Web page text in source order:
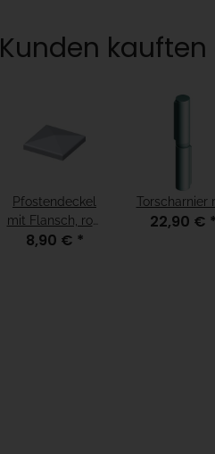
Kunden
Pfostendeckel
mit Flansch, roh,
120x120mm
8,90 € *
Torscharnier
22,90 € *